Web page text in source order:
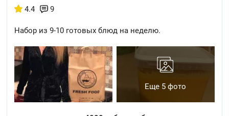
4.4 9
Набор из 9-10 готовых блюд на неделю.
Еще 5 фото